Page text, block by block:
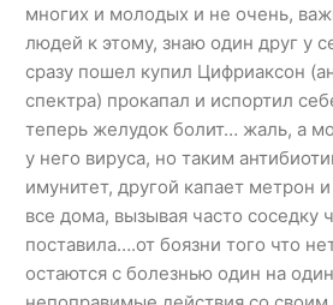
многих и молодых и не очень,
людей к этому, знаю один друг у
сразу пошел купил Цифриаксон
спектра) прокапал и испортил
теперь желудок болит… жаль, а
у него вируса, но таким
имунитет, другой капает метрон
все дома, вызывая часто соседку
поставила….от боязни того что
остаются с болезнью один на